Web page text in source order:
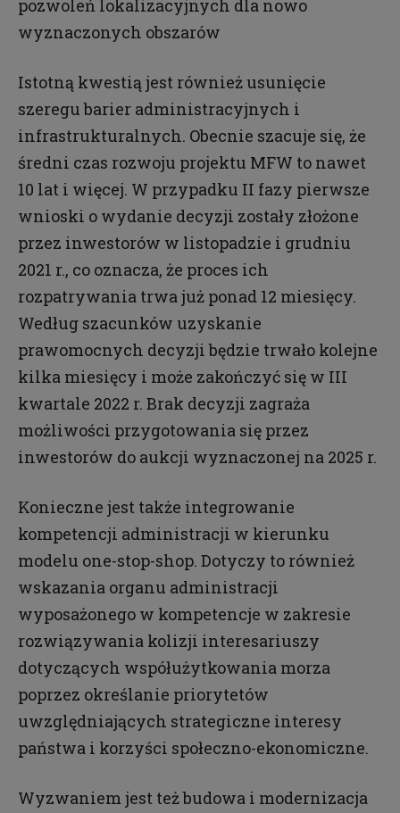
pozwoleń lokalizacyjnych dla nowo
wyznaczonych obszarów
Istotną kwestią jest również usunięcie
szeregu barier administracyjnych i
infrastrukturalnych. Obecnie szacuje się, że
średni czas rozwoju projektu MFW to nawet
10 lat i więcej. W przypadku II fazy pierwsze
wnioski o wydanie decyzji zostały złożone
przez inwestorów w listopadzie i grudniu
2021 r., co oznacza, że proces ich
rozpatrywania trwa już ponad 12 miesięcy.
Według szacunków uzyskanie
prawomocnych decyzji będzie trwało kolejne
kilka miesięcy i może zakończyć się w III
kwartale 2022 r. Brak decyzji zagraża
możliwości przygotowania się przez
inwestorów do aukcji wyznaczonej na 2025 r.
Konieczne jest także integrowanie
kompetencji administracji w kierunku
modelu one-stop-shop. Dotyczy to również
wskazania organu administracji
wyposażonego w kompetencje w zakresie
rozwiązywania kolizji interesariuszy
dotyczących współużytkowania morza
poprzez określanie priorytetów
uwzględniających strategiczne interesy
państwa i korzyści społeczno-ekonomiczne.
Wyzwaniem jest też budowa i modernizacja